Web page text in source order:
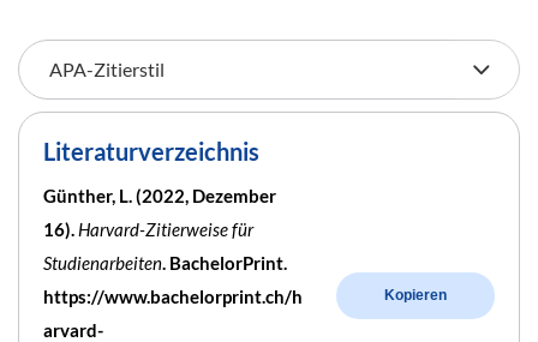
Literaturverzeichnis
Günther, L. (2022, Dezember
16). Harvard-Zitierweise für
Studienarbeiten. BachelorPrint.
https://www.bachelorprint.ch/h
arvard-
Kopieren